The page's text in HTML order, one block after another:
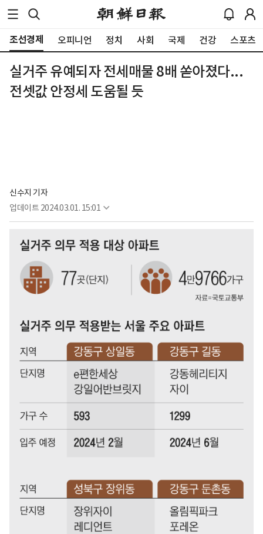
조선경제 오피니언 정치 사회 국제 건강 스포츠
실거주 유예되자 전세매물 8배 쏟아졌다...
전셋값 안정세 도움될 듯
신수지 기자
업데이트 2024.03.01. 15:01